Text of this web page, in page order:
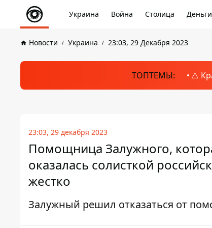
Украина Война Столица Деньги
Новости Украина 23:03, 29 Декабря 2023
ТОПТЕМЫ: ⚠️
23:03, 29 декабря 2023
Помощница Залужного,
оказалась солисткой
жестко
Залужный решил отказаться от